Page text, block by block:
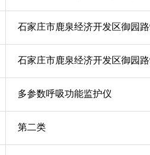
石家庄市鹿泉经济开发区御园
石家庄市鹿泉经济开发区御园
多参数呼吸功能监护仪
第二类